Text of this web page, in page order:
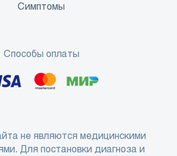
Симптомы
Способы оплаты
не являются медицинскими
Для постановки диагноза и